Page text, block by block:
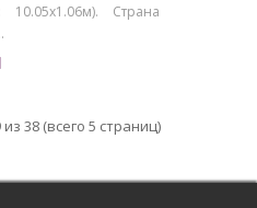
Страна
38 (всего 5 страниц)